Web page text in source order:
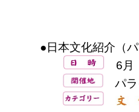
●日本文化紹介（
6月
パラ